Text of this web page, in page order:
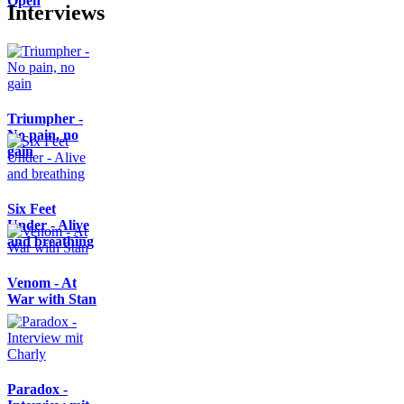
Interviews
Triumpher -
No pain, no
gain
Six Feet
Under - Alive
and breathing
Venom - At
War with Stan
Paradox -